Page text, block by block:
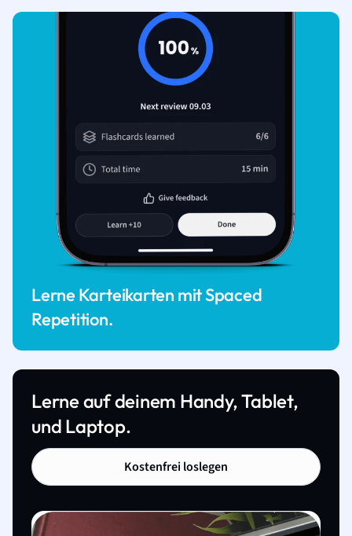
Lerne Karteikarten mit Spaced
Repetition.
Lerne auf deinem Handy, Tablet,
und Laptop.
Kostenfrei loslegen